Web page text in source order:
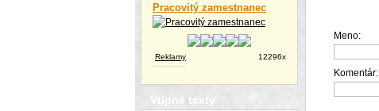
Pracovitý zamestnanec
Reklamy 12296x
Vtipné texty
Meno:
Komentár: